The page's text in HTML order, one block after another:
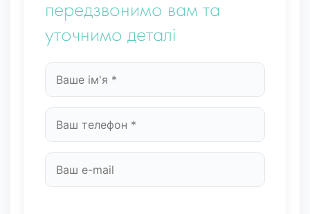
передзвонимо вам та
уточнимо деталі